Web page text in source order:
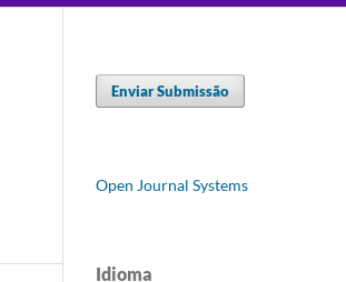
Enviar Submissão
Open Journal Systems
Idioma